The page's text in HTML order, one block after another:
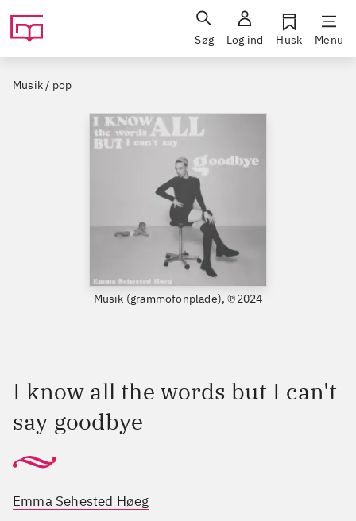
Søg Log ind Husk Menu
Musik / pop
Musik (grammofonplade), ℗2024
I know all the words but I can't
say goodbye
Emma Sehested Høeg